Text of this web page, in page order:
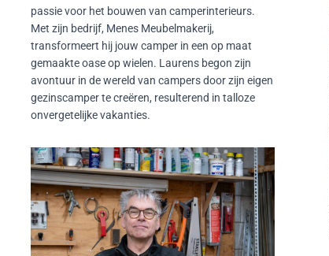
passie voor het bouwen van camperinterieurs.
Met zijn bedrijf, Menes Meubelmakerij,
transformeert hij jouw camper in een op maat
gemaakte oase op wielen. Laurens begon zijn
avontuur in de wereld van campers door zijn eigen
gezinscamper te creëren, resulterend in talloze
onvergetelijke vakanties.